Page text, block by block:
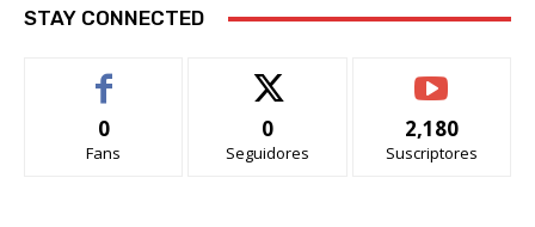
STAY CONNECTED
0
Fans
0
Seguidores
2,180
Suscriptores